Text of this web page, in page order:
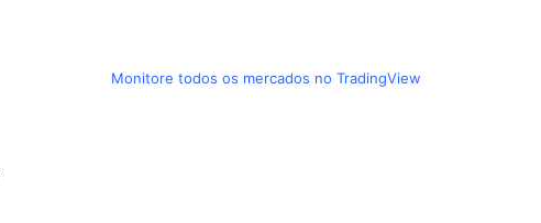
Monitore todos os mercados no TradingView